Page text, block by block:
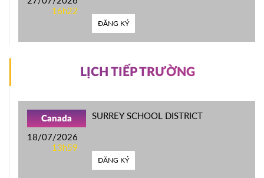
16h22
ĐĂNG KÝ
LỊCH TIẾP TRƯỜNG
Canada
18/07/2026
13h59
SURREY SCHOOL DISTRICT
ĐĂNG KÝ